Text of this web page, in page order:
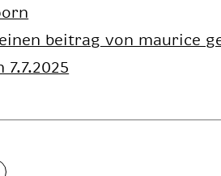
beitrag von maurice